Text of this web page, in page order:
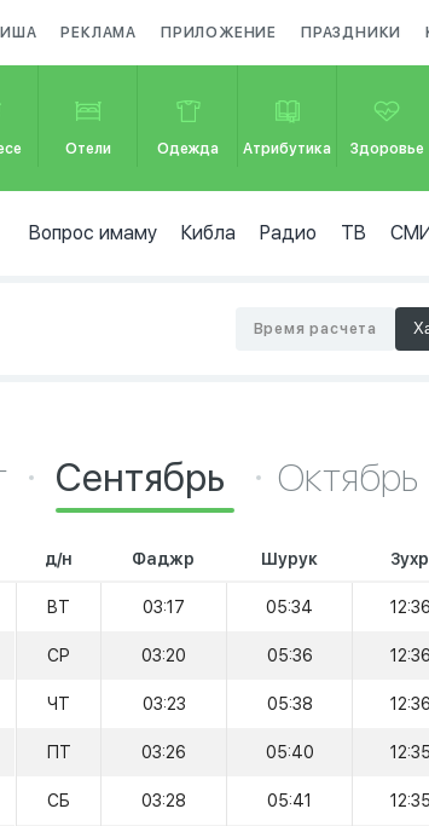
РЕКЛАМА ПРИЛОЖЕНИЕ ПРАЗДНИКИ
Отели Одежда Атрибутика Здоровье
Вопрос имаму Кибла Радио ТВ
Время расчета
Сентябрь Октябрь
д/н Фаджр Шурук Зухр
ВТ 03:17 05:34 12:36
СР 03:20 05:36 12:36
ЧТ 03:23 05:38 12:36
ПТ 03:26 05:40 12:35
СБ 03:28 05:41 12:35